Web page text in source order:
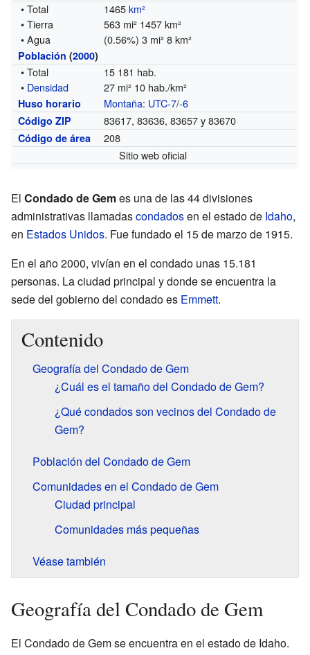
• Total 1465km²
• Tierra
563 mi² 1457 km²
• Agua
(0.56%) 3 mi² 8 km²
Población (2000)
• Total
15 181 hab.
• Densidad 27 mi² 10 hab./km²
Huso horario Montaña: UTC-7/-6
Código ZIP 83617, 83636, 83657 y 83670
Código de área
208
Sitio web oficial
El Condado de Gemes una de las 44 divisiones
administrativas llamadascondadosen el estado de Idaho,
en Estados Unidos. Fue fundado el 15 de marzo de 1915.
En el año 2000, vivían en el condado unas 15.181
personas. La ciudad principal y donde se encuentra la
sede del gobierno del condado es Emmett.
Contenido
Geografía del Condado de Gem
¿Cuál es el tamaño del Condado de Gem?
¿Qué condados son vecinos del Condado de
Gem?
Población del Condado de Gem
Comunidades en el Condado de Gem
Ciudad principal
Comunidades más pequeñas
Véase también
Geografía del Condado de Gem
El Condado de Gem se encuentra en el estado de Idaho.